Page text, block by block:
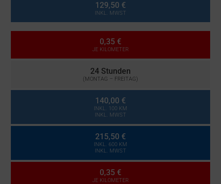
129,50 €
INKL. MWST
0,35 €
JE KILOMETER
24 Stunden
(MONTAG – FREITAG)
140,00 €
INKL. 100 KM
INKL. MWST
215,50 €
INKL. 600 KM
INKL. MWST
0,35 €
JE KILOMETER